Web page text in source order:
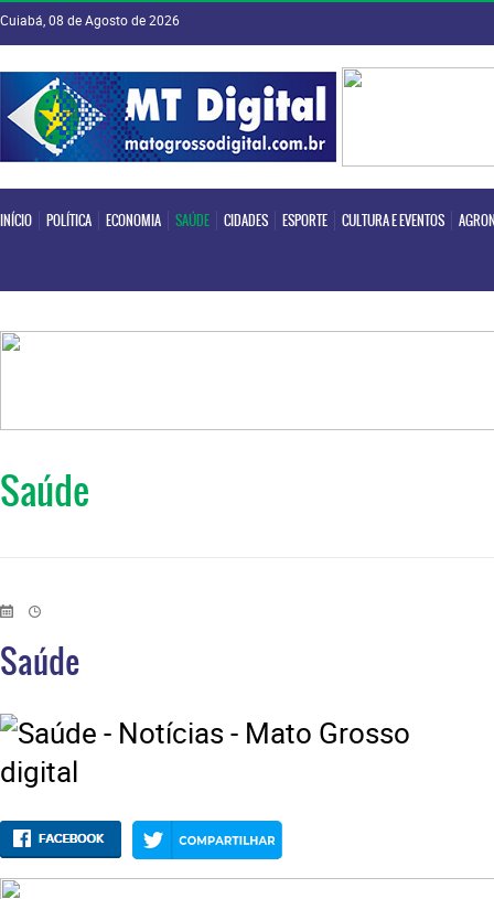
Cuiabá, 08 de Agosto de 2026
INÍCIO POLÍTICA ECONOMIA SAÚDE CIDADES ESPORTE CULTURA E EVENTOS
INÍCIO POLÍTICA ECONOMIA SAÚDE
Saúde
Saúde